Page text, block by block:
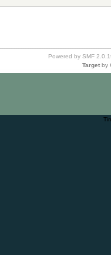
Powered by SMF
Target by